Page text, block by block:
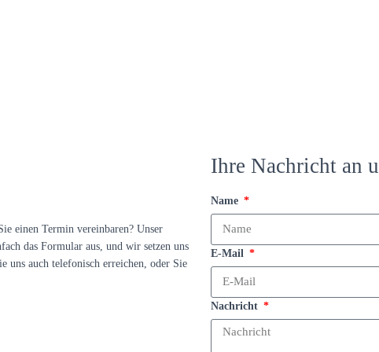
einen Termin vereinbaren? Unser
das Formular aus, und wir setzen uns
uns auch telefonisch erreichen, oder Sie
Ihre Nachricht an
Name
E-Mail
Nachricht